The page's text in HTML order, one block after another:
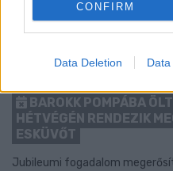
CONFIRM
Data Deletion Data
BAROKK POMPÁBA
HÉTVÉGÉN RENDEZIK
ESKÜVŐT
Jubileumi fogadalom